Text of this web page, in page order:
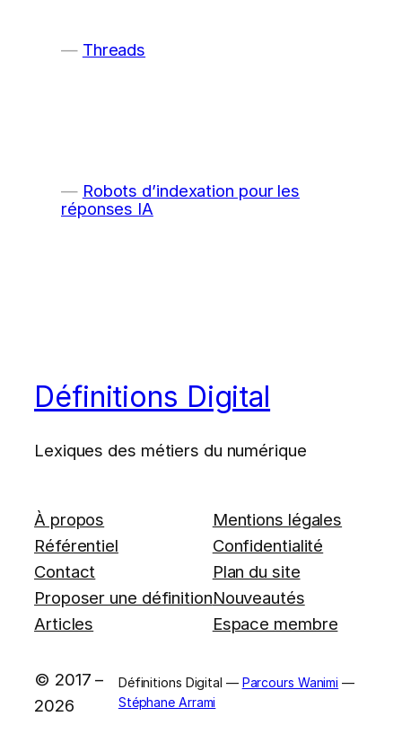
Threads
Robots d’indexation pour les
réponses IA
Définitions Digital
Lexiques des métiers du numérique
À propos
Référentiel
Contact
Proposer une définition
Articles
Mentions légales
Confidentialité
Plan du site
Nouveautés
Espace membre
© 2017 –
2026
Définitions Digital — Parcours Wanimi —
Stéphane Arrami